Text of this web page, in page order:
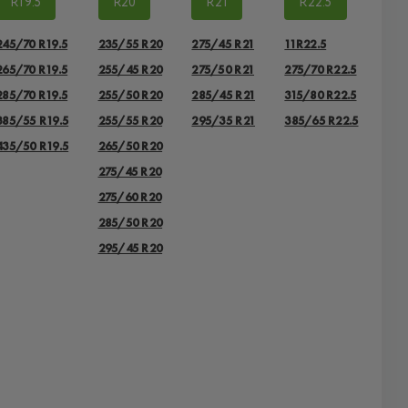
70 R19.5
70 R19.5
70 R19.5
55 R19.5
50 R19.5
235/55 R20
255/45 R20
255/50 R20
255/55 R20
265/50 R20
275/45 R20
275/60 R20
285/50 R20
295/45 R20
275/45 R21
275/50 R21
285/45 R21
295/35 R21
11R22.5
275/70 R22.5
315/80 R22.5
385/65 R22.5